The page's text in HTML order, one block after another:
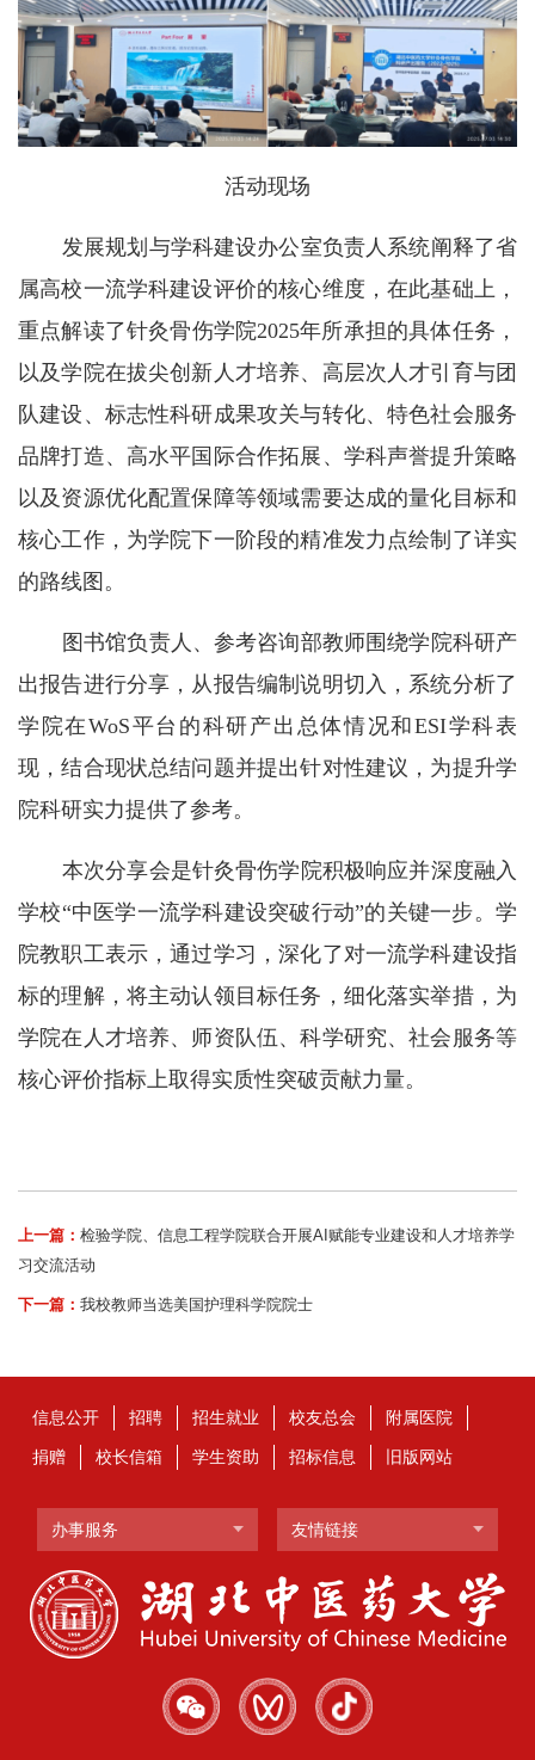
活动现场
发展规划与学科建设办公室负责人系统阐释了省
属高校一流学科建设评价的核心维度，在此基础上，
重点解读了针灸骨伤学院2025年所承担的具体任务，
以及学院在拔尖创新人才培养、高层次人才引育与团
队建设、标志性科研成果攻关与转化、特色社会服务
品牌打造、高水平国际合作拓展、学科声誉提升策略
以及资源优化配置保障等领域需要达成的量化目标和
核心工作，为学院下一阶段的精准发力点绘制了详实
的路线图。
图书馆负责人、参考咨询部教师围绕学院科研产
出报告进行分享，从报告编制说明切入，系统分析了
学院在WoS平台的科研产出总体情况和ESI学科表
现，结合现状总结问题并提出针对性建议，为提升学
院科研实力提供了参考。
本次分享会是针灸骨伤学院积极响应并深度融入
学校“中医学一流学科建设突破行动”的关键一步。学
院教职工表示，通过学习，深化了对一流学科建设指
标的理解，将主动认领目标任务，细化落实举措，为
学院在人才培养、师资队伍、科学研究、社会服务等
核心评价指标上取得实质性突破贡献力量。
上一篇： 检验学院、信息工程学院联合开展AI赋能专业建设和人才培养学
习交流活动
下一篇： 我校教师当选美国护理科学院院士
信息公开 招聘 招生就业 校友总会 附属医院
捐赠 校长信箱 学生资助 招标信息 旧版网站
办事服务 友情链接